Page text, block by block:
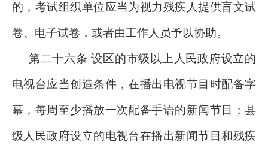
的，考试组织单位应当为视力残疾人提供盲文试
卷、电子试卷，或者由工作人员予以协助。
第二十六条 设区的市级以上人民政府设立的
电视台应当创造条件，在播出电视节目时配备字
幕，每周至少播放一次配备手语的新闻节目；县
级人民政府设立的电视台在播出新闻节目和残疾